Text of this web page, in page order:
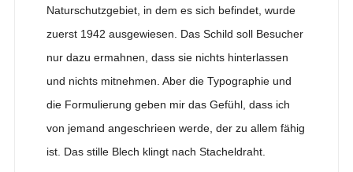
Naturschutzgebiet, in dem es sich befindet, wurde
zuerst 1942 ausgewiesen. Das Schild soll Besucher
nur dazu ermahnen, dass sie nichts hinterlassen
und nichts mitnehmen. Aber die Typographie und
die Formulierung geben mir das Gefühl, dass ich
von jemand angeschrieen werde, der zu allem fähig
ist. Das stille Blech klingt nach Stacheldraht.